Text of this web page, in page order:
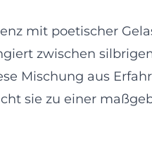
mit poetischer
zwischen
Mischung aus
sie zu einer